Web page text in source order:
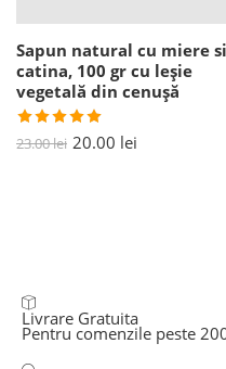
Sapun natural cu miere si
catina, 100 gr cu leșie
vegetală din cenușă
Evaluat la
5.00 din 5
23.00lei 20.00 lei
Livrare Gratuita
Pentru comenzile peste